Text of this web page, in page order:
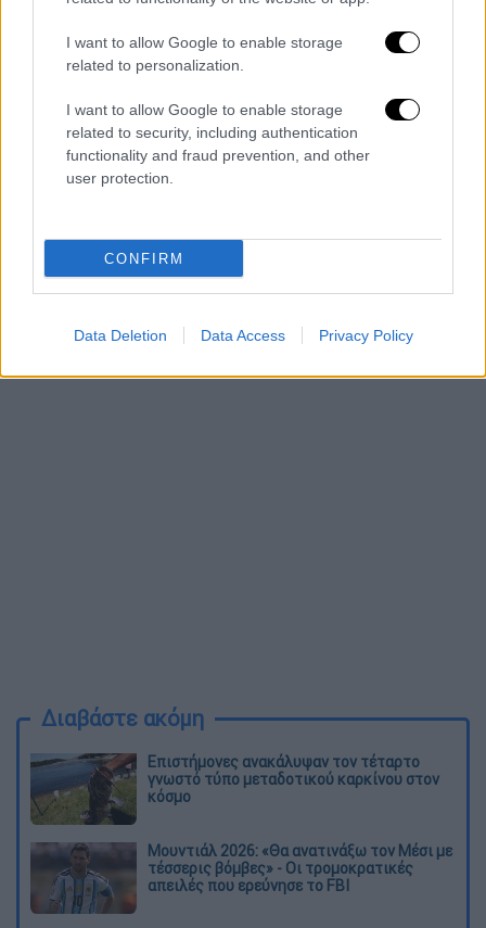
I want to allow Google to enable storage
related to personalization.
I want to allow Google to enable storage
related to security, including authentication
functionality and fraud prevention, and other
user protection.
CONFIRM
Data Deletion Data Access Privacy Policy
Διαβάστε ακόμη
Επιστήμονες ανακάλυψαν τον τέταρτο
γνωστό τύπο μεταδοτικού καρκίνου στον
κόσμο
Μουντιάλ 2026: «Θα ανατινάξω τον Μέσι με
τέσσερις βόμβες» - Οι τρομοκρατικές
απειλές που ερεύνησε το FBI